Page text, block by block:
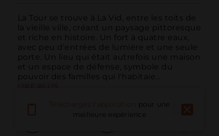
La Tour se trouve à La Vid, entre les toits de
la vieille ville, créant un paysage pittoresque
et riche en histoire. Un fort à quatre eaux,
avec peu d'entrées de lumière et une seule
porte. Un lieu qui était autrefois une maison
et un espace de défense, symbole du
pouvoir des familles qui l'habitaie...
pour une
meilleure expérience